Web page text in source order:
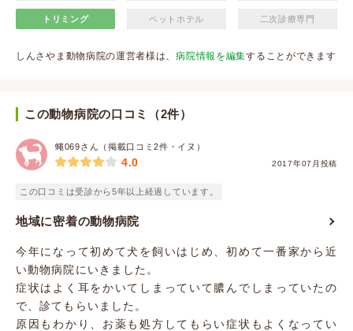
トリミング ペットホテル 二次診療専門
しんさやま動物病院の運営者様は、病院情報を編集することができます
この動物病院の口コミ（2件）
蠅069さん（掲載口コミ2件・イヌ）
2017年07月投稿
4.0
この口コミは受診から5年以上経過しています。
地域に密着の動物病院
今年になって初めて犬を飼いはじめ、初めて一番家から近
い動物病院にいきました。
症状はよく耳をかいてしまっていて膿んでしまっていたの
で、診てもらいました。
原因もわかり、お薬も処方してもらい症状もよくなってい